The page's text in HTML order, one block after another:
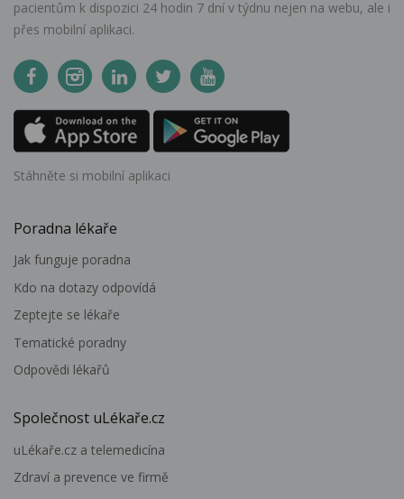
pacientům k dispozici 24 hodin 7 dní v týdnu nejen na webu, ale i
přes mobilní aplikaci.
Stáhněte si mobilní aplikaci
Poradna lékaře
Jak funguje poradna
Kdo na dotazy odpovídá
Zeptejte se lékaře
Tematické poradny
Odpovědi lékařů
Společnost uLékaře.cz
uLékaře.cz a telemedicína
Zdraví a prevence ve firmě